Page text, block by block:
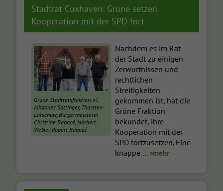
Stadtrat Cuxhaven: Grüne setzen
Kooperation mit der SPD fort
Grüne Stadtratsfraktion, v.l.
Johannes Sattinger, Thorsten
Larschow, Bürgermeisterin
Christine Babacé, Norbert
Welker, Robert Babacé
Nachdem es im Rat
der Stadt zu einigen
Zerwürfnissen und
rechtlichen
Streitigkeiten
gekommen ist, hat die
Grüne Fraktion
bekundet, ihre
Kooperation mit der
SPD fortzusetzen. Eine
knappe ... »mehr